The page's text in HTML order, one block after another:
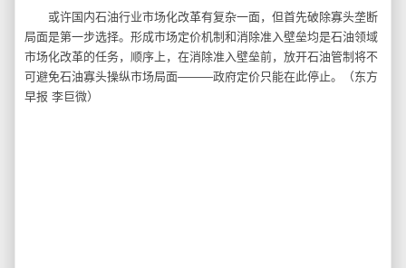
或许国内石油行业市场化改革有复杂一面，但首先破除寡头垄断
局面是第一步选择。形成市场定价机制和消除准入壁垒均是石油领域
市场化改革的任务，顺序上，在消除准入壁垒前，放开石油管制将不
可避免石油寡头操纵市场局面———政府定价只能在此停止。（东方
早报 李巨微）